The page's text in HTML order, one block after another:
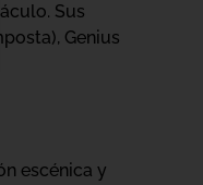
Sus
Genius
escénica y